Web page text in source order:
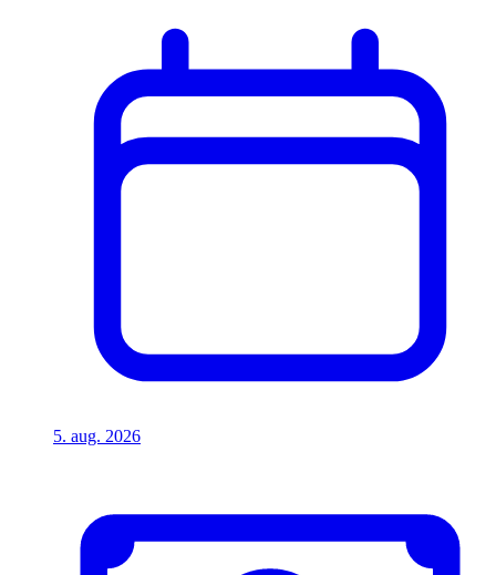
5. aug. 2026